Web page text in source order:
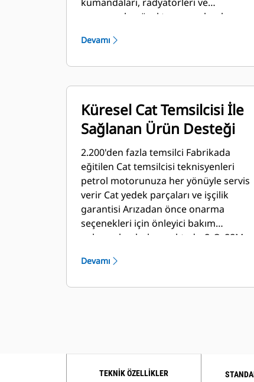
şanzımanları özel tasarım olarak
oluşturmak için yerel bayilerimiz ile
desteklenir ve ilk çalıştırmadan
bir yıl garanti kapsamındadır.
Devamı
Küresel Cat Temsilcisi İle
Sağlanan Ürün Desteği
2.200'den fazla temsilci Fabrikada
eğitilen Cat temsilcisi teknisyenleri
petrol motorunuza her yönüyle servis
verir Cat yedek parçaları ve işçilik
garantisi Arızadan önce onarma
seçenekleri için önleyici bakım
anlaşmaları bulunmaktadır S•O•SSM
örneklerinizi Caterpillar tarafından
Devamı
TEKNIK ÖZELLIKLER